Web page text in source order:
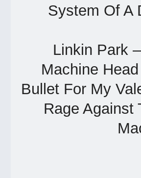
System Of A
Linkin Park
Machine
Bullet For My
Rage Against